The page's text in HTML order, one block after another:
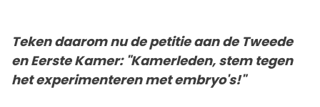
Teken daarom nu de petitie aan de Tweede
en Eerste Kamer: "Kamerleden, stem tegen
het experimenteren met embryo's!"